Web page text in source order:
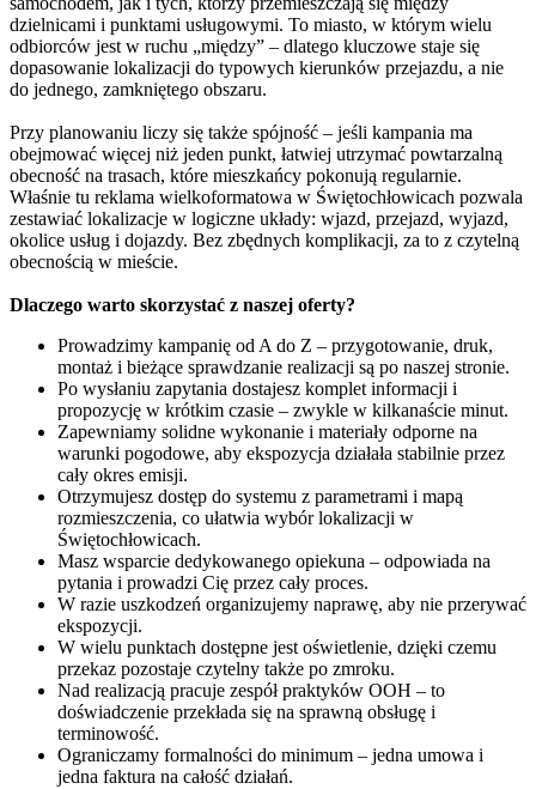
dzielnicami i punktami usługowymi. To miasto, w którym wielu
odbiorców jest w ruchu „między” – dlatego kluczowe staje się
dopasowanie lokalizacji do typowych kierunków przejazdu, a nie
do jednego, zamkniętego obszaru.
Przy planowaniu liczy się także spójność – jeśli kampania ma
obejmować więcej niż jeden punkt, łatwiej utrzymać powtarzalną
obecność na trasach, które mieszkańcy pokonują regularnie.
Właśnie tu reklama wielkoformatowa w Świętochłowicach pozwala
zestawiać lokalizacje w logiczne układy: wjazd, przejazd, wyjazd,
okolice usług i dojazdy. Bez zbędnych komplikacji, za to z czytelną
obecnością w mieście.
Dlaczego warto skorzystać z naszej oferty?
Prowadzimy kampanię od A do Z – przygotowanie, druk,
montaż i bieżące sprawdzanie realizacji są po naszej stronie.
Po wysłaniu zapytania dostajesz komplet informacji i
propozycję w krótkim czasie – zwykle w kilkanaście minut.
Zapewniamy solidne wykonanie i materiały odporne na
warunki pogodowe, aby ekspozycja działała stabilnie przez
cały okres emisji.
Otrzymujesz dostęp do systemu z parametrami i mapą
rozmieszczenia, co ułatwia wybór lokalizacji w
Świętochłowicach.
Masz wsparcie dedykowanego opiekuna – odpowiada na
pytania i prowadzi Cię przez cały proces.
W razie uszkodzeń organizujemy naprawę, aby nie przerywać
ekspozycji.
W wielu punktach dostępne jest oświetlenie, dzięki czemu
przekaz pozostaje czytelny także po zmroku.
Nad realizacją pracuje zespół praktyków OOH – to
doświadczenie przekłada się na sprawną obsługę i
terminowość.
Ograniczamy formalności do minimum – jedna umowa i
jedna faktura na całość działań.